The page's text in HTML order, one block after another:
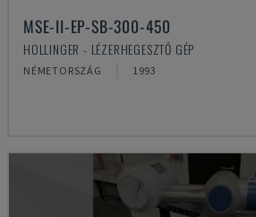
MSE-II-EP-SB-300-450
HOLLINGER - LÉZERHEGESZTŐ GÉP
NÉMETORSZÁG 1993